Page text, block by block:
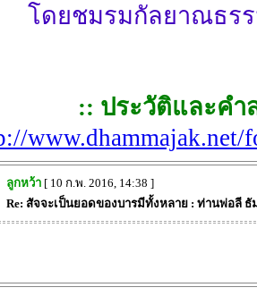
โดยชมรมกัลยาณธร
:: ประวัติและคำ
ลูกหว้า[ 10 ก.พ. 2016, 14:38 ]
Re: สัจจะเป็นยอดของบารมีทั้งหลาย : ท่านพ่อลี ธั